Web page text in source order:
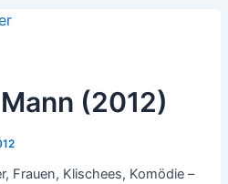
(2012)
Frauen, Klischees, Komödie –